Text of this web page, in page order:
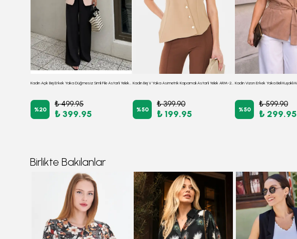
Kadın Açık Bej Erkek Yaka Düğmesiz Simli File Astarlı Yelek ARM-26Y001085
%20
₺ 499.95
₺ 399.95
Kadın Bej V Yaka Asimetrik Kapamalı Astarlı Yelek ARM-26K001004
%50
₺ 399.90
₺ 199.95 %50
₺ 599.90
₺ 299.95
Birlikte Bakılanlar